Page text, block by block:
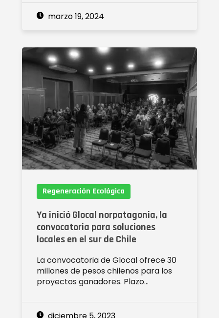
marzo 19, 2024
Regeneración Ecológica
Ya inició Glocal norpatagonia, la
convocatoria para soluciones
locales en el sur de Chile
La convocatoria de Glocal ofrece 30
millones de pesos chilenos para los
proyectos ganadores. Plazo…
diciembre 5, 2023